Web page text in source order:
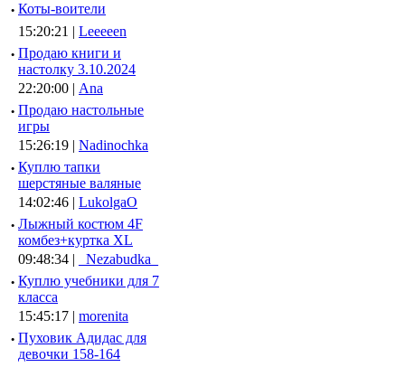
· Коты-воители
15:20:21 | Leeeeen
· Продаю книги и
настолку 3.10.2024
22:20:00 | Ana
· Продаю настольные
игры
15:26:19 | Nadinochka
· Куплю тапки
шерстяные валяные
14:02:46 | LukolgaO
· Лыжный костюм 4F
комбез+куртка XL
09:48:34 |
_Nezabudka_
· Куплю учебники для 7
класса
15:45:17 | morenita
· Пуховик Адидас для
девочки 158-164